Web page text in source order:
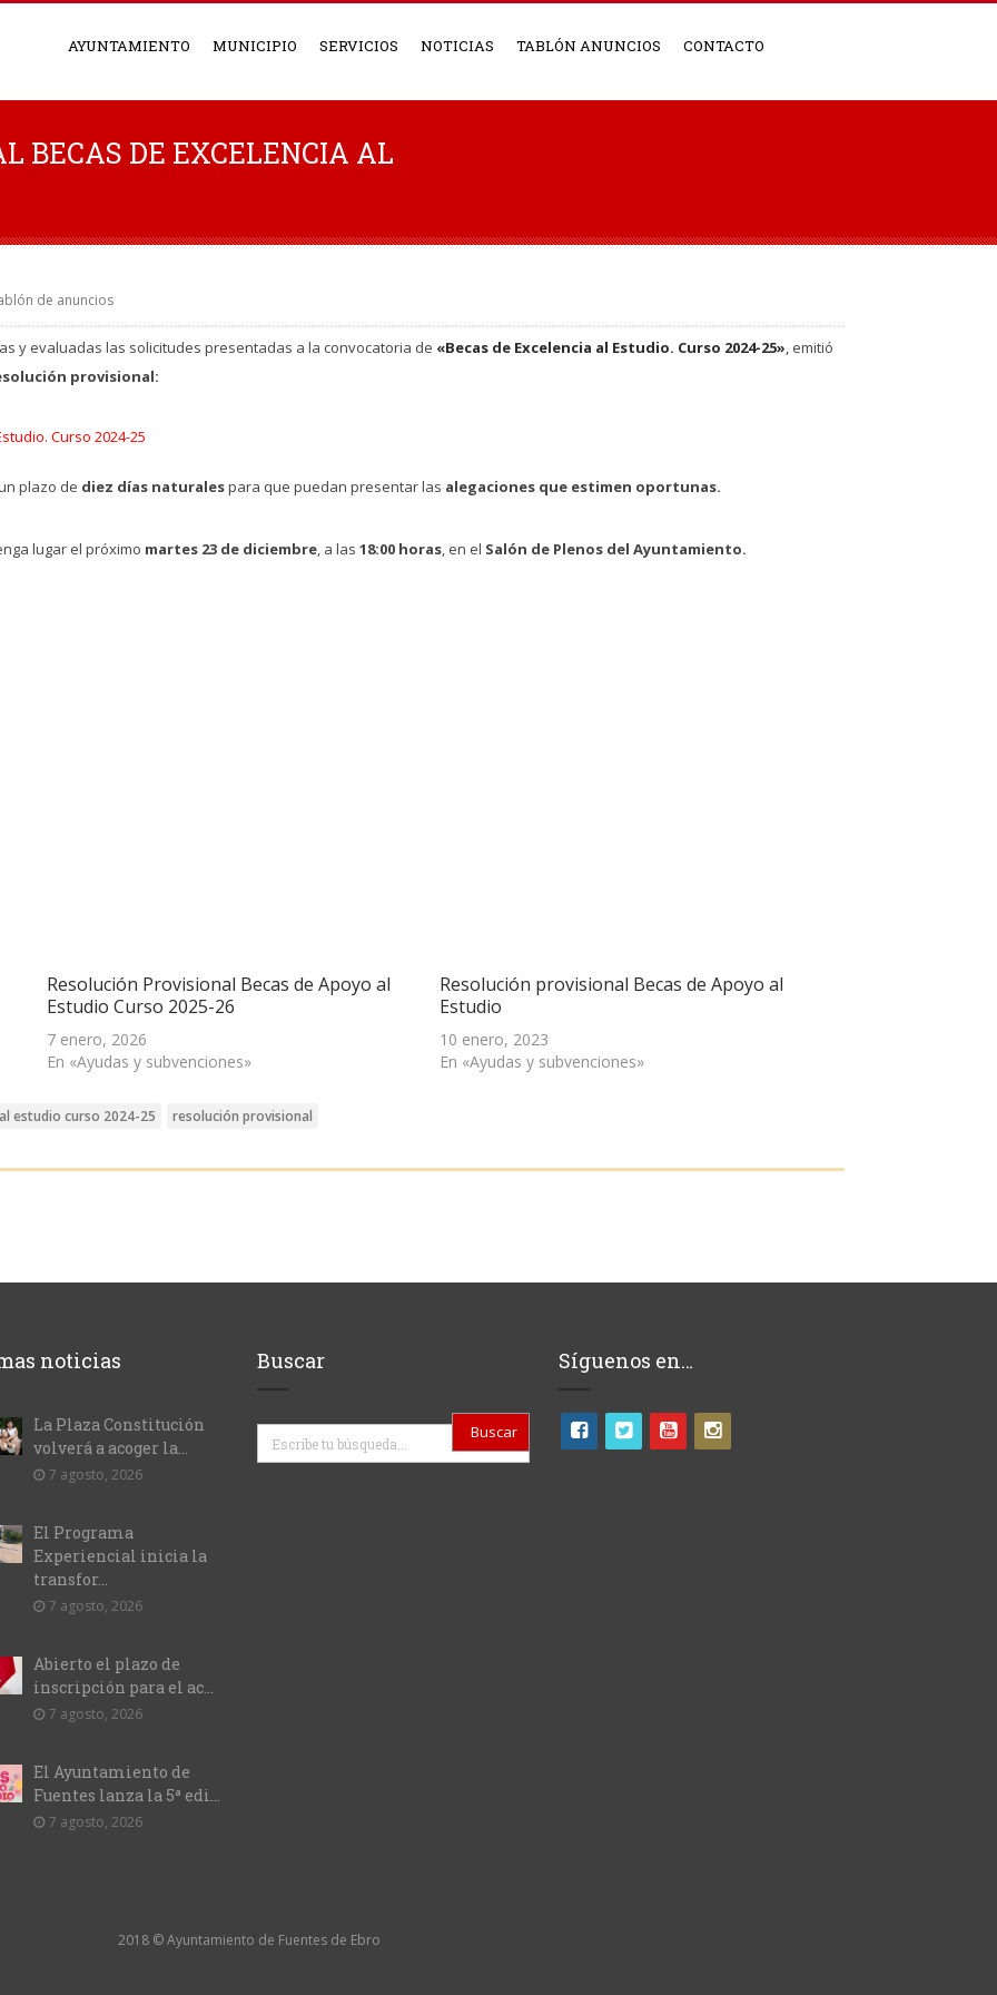
AYUNTAMIENTO MUNICIPIO SERVICIOS NOTICIAS TABLÓN ANUNCIOS CONTACTO
BECAS DE EXCELENCIA AL
de anuncios
y evaluadas las solicitudes presentadas a la convocatoria de «Becas de Excelencia al Estudio. Curso 2024-25», emitió
provisional:
Curso 2024-25
plazo de diez días naturalespara que puedan presentar las alegaciones que estimen oportunas.
lugar el próximo martes 23 de diciembre, a las 18:00 horas, en el Salón de Plenos del Ayuntamiento.
Resolución Provisional Becas de Apoyo al
Estudio Curso 2025-26
7 enero, 2026
En «Ayudas y subvenciones»
Resolución provisional Becas de Apoyo al
Estudio
10 enero, 2023
En «Ayudas y subvenciones»
estudio curso 2024-25 resolución provisional
noticias
La Plaza Constitución
volverá a acoger la...
7 agosto, 2026
El Programa
Experiencial inicia la
transfor...
7 agosto, 2026
Abierto el plazo de
inscripción para el ac...
7 agosto, 2026
El Ayuntamiento de
Fuentes lanza la 5ª edi...
7 agosto, 2026
Buscar
Buscar
Síguenos en…
2018 © Ayuntamiento de Fuentes de Ebro